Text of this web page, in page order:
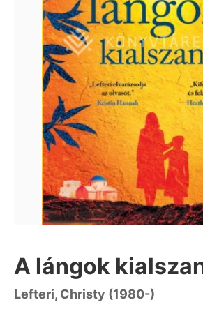
A lángok
Lefteri, Christy (1980-)